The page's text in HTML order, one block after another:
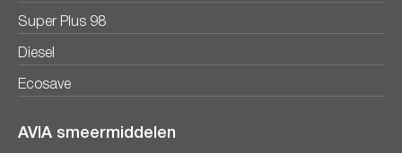
Super Plus 98
Diesel
Ecosave
AVIA smeermiddelen